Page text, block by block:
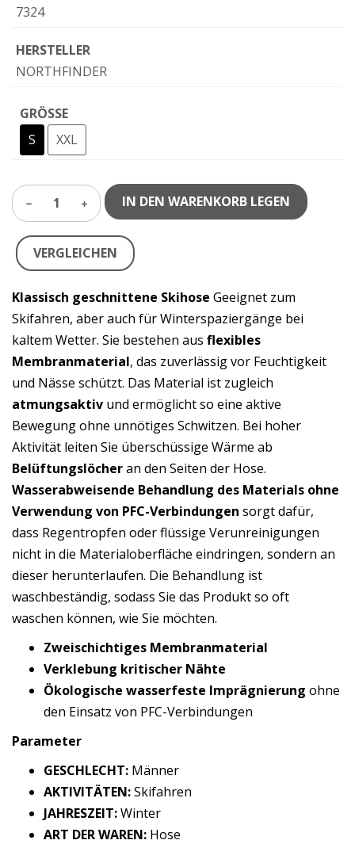
7324
HERSTELLER
NORTHFINDER
GRÖSSE
S
XXL
1 IN DEN WARENKORB LEGEN
VERGLEICHEN
Klassisch geschnittene Skihose Geeignet zum
Skifahren, aber auch für Winterspaziergänge bei
kaltem Wetter. Sie bestehen aus flexibles
Membranmaterial, das zuverlässig vor Feuchtigkeit
und Nässe schützt. Das Material ist zugleich
atmungsaktiv und ermöglicht so eine aktive
Bewegung ohne unnötiges Schwitzen. Bei hoher
Aktivität leiten Sie überschüssige Wärme ab
Belüftungslöcheran den Seiten der Hose.
Wasserabweisende Behandlung des Materials ohne
Verwendung von PFC-Verbindungen sorgt dafür,
dass Regentropfen oder flüssige Verunreinigungen
nicht in die Materialoberfläche eindringen, sondern an
dieser herunterlaufen. Die Behandlung ist
waschbeständig, sodass Sie das Produkt so oft
waschen können, wie Sie möchten.
Zweischichtiges Membranmaterial
Verklebung kritischer Nähte
Ökologische wasserfeste Imprägnierung ohne
den Einsatz von PFC-Verbindungen
Parameter
GESCHLECHT: Männer
AKTIVITÄTEN:Skifahren
JAHRESZEIT:Winter
ART DER WAREN: Hose